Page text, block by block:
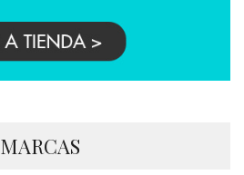
MARCAS